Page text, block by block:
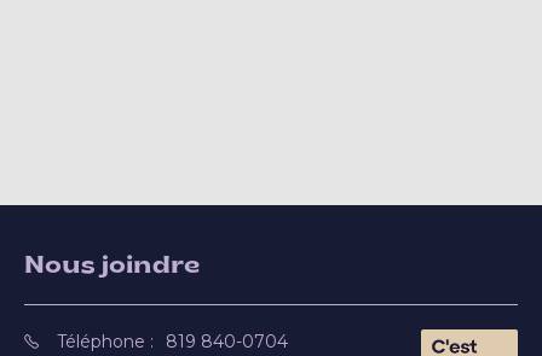
Nous joindre
Téléphone : 819 840-0704